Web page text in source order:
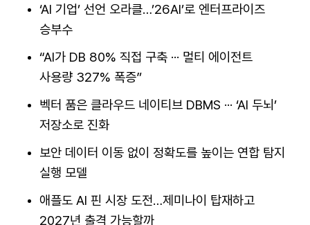
‘AI 기업’ 선언 오라클…’26AI’로 엔터프라이즈
승부수
“AI가 DB 80% 직접 구축 ··· 멀티 에이전트
사용량 327% 폭증”
벡터 품은 클라우드 네이티브 DBMS ··· ‘AI 두뇌’
저장소로 진화
보안 데이터 이동 없이 정확도를 높이는 연합 탐지
실행 모델
애플도 AI 핀 시장 도전…제미나이 탑재하고
2027년 출격 가능할까